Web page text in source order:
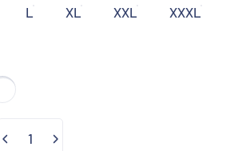
L XL XXL XXXL